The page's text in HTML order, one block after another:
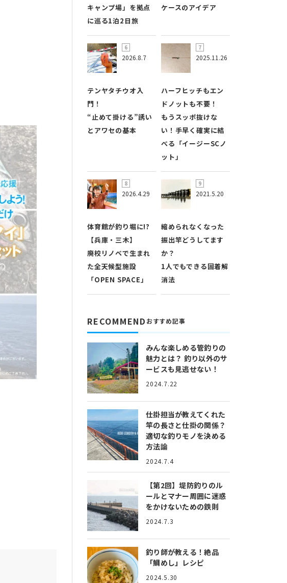
キャンプ場」を拠点
に巡る1泊2日旅
ケースのアイデア
2026.8.7
テンヤタチウオ入
門！
“止めて掛ける”誘い
とアワセの基本
2025.11.26
ハーフヒッチもエン
ドノットも不要！
もうスッポ抜けな
い！手早く確実に結
べる「イージーSCノ
ット」
2026.4.29
体育館が釣り堀に!?
【兵庫・三木】
廃校リノベで生まれ
た全天候型施設
「OPEN SPACE」
2021.5.20
縮められなくなった
振出竿どうしてます
か？
1人でもできる固着解
消法
RECOMMEND おすすめ記事
みんな楽しめる管釣りの
魅力とは？ 釣り以外のサ
ービスも見逃せない！
2024.7.22
仕掛担当が教えてくれた
竿の長さと仕掛の関係？
適切な釣りモノを決める
方法論
2024.7.4
【第2回】堤防釣りのル
ールとマナー周囲に迷惑
をかけないための鉄則
2024.7.3
釣り師が教える！絶品
「鯛めし」レシピ
2024.5.30